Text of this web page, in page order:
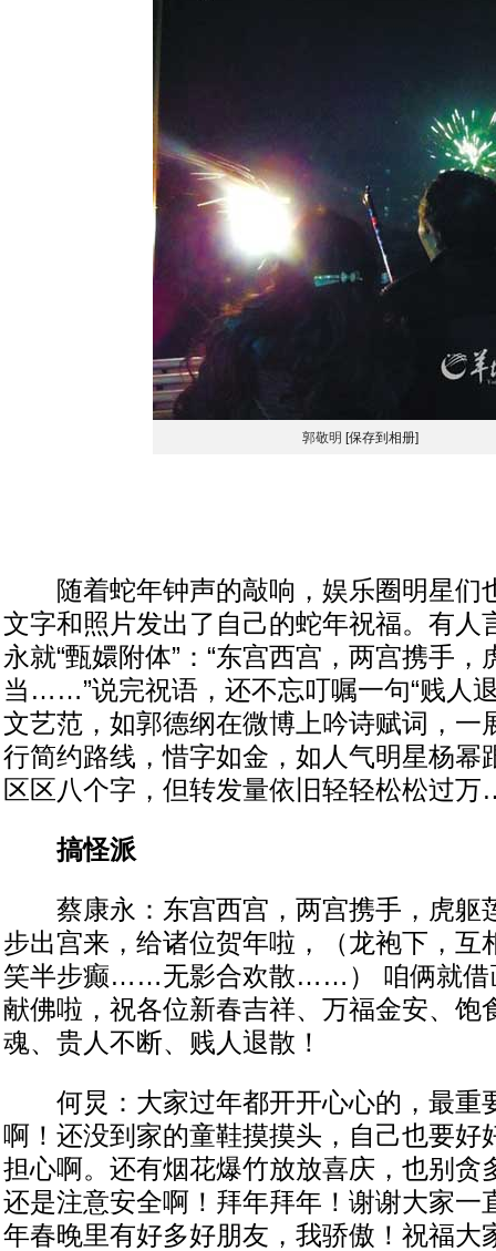
郭敬明 [保存到相册]
随着蛇年钟声的敲响，娱乐圈明星们
文字和照片发出了自己的蛇年祝福。有人
永就“甄嬛附体”：“东宫西宫，两宫携手
当……”说完祝语，还不忘叮嘱一句“贱人
文艺范，如郭德纲在微博上吟诗赋词，一
行简约路线，惜字如金，如人气明星杨幂
区区八个字，但转发量依旧轻轻松松过
搞怪派
蔡康永：东宫西宫，两宫携手，虎躯
步出宫来，给诸位贺年啦，（龙袍下，
笑半步癫……无影合欢散……） 咱俩就借
献佛啦，祝各位新春吉祥、万福金安、饱
魂、贵人不断、贱人退散！
何炅：大家过年都开开心心的，最重
啊！还没到家的童鞋摸摸头，自己也要好
担心啊。还有烟花爆竹放放喜庆，也别贪
还是注意安全啊！拜年拜年！谢谢大家一
年春晚里有好多好朋友，我骄傲！祝福大